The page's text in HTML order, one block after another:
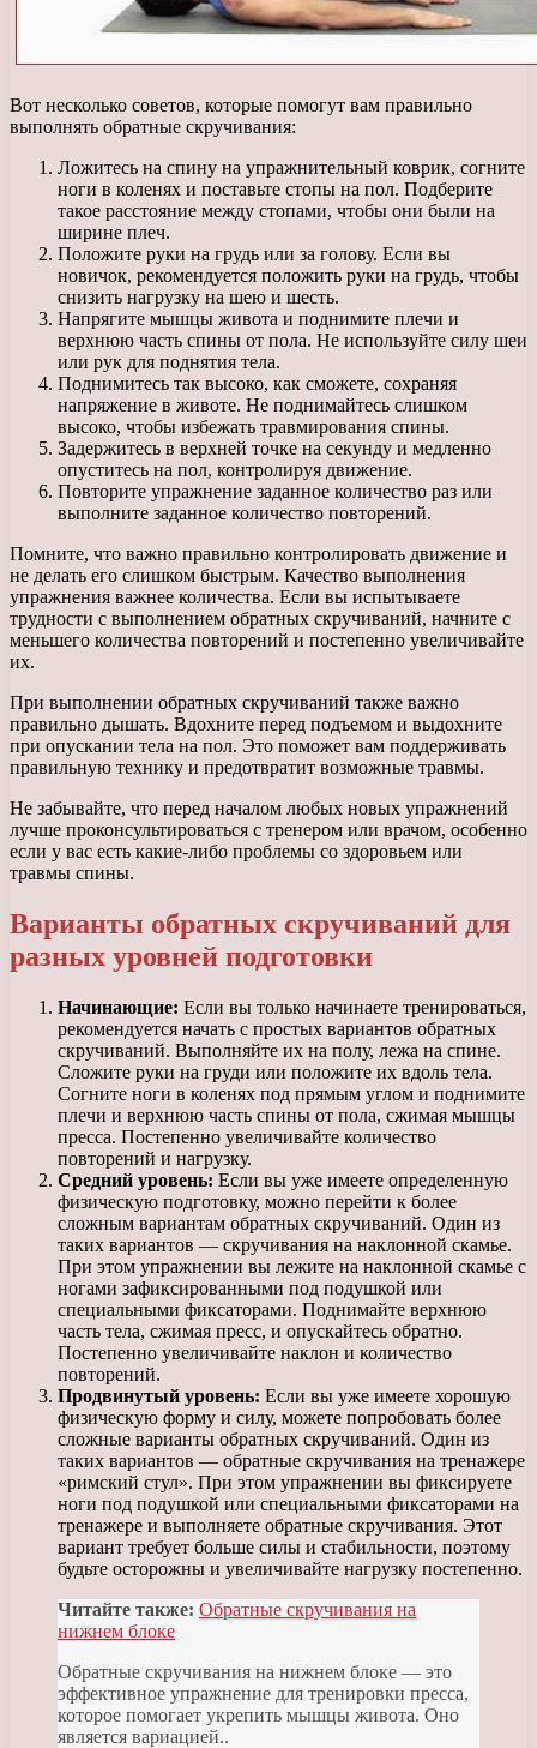
Вот несколько советов, которые помогут вам правильно
выполнять обратные скручивания:
Ложитесь на спину на упражнительный коврик, согните
ноги в коленях и поставьте стопы на пол. Подберите
такое расстояние между стопами, чтобы они были на
ширине плеч.
Положите руки на грудь или за голову. Если вы
новичок, рекомендуется положить руки на грудь, чтобы
снизить нагрузку на шею и шесть.
Напрягите мышцы живота и поднимите плечи и
верхнюю часть спины от пола. Не используйте силу шеи
или рук для поднятия тела.
Поднимитесь так высоко, как сможете, сохраняя
напряжение в животе. Не поднимайтесь слишком
высоко, чтобы избежать травмирования спины.
Задержитесь в верхней точке на секунду и медленно
опуститесь на пол, контролируя движение.
Повторите упражнение заданное количество раз или
выполните заданное количество повторений.
Помните, что важно правильно контролировать движение и
не делать его слишком быстрым. Качество выполнения
упражнения важнее количества. Если вы испытываете
трудности с выполнением обратных скручиваний, начните с
меньшего количества повторений и постепенно увеличивайте
их.
При выполнении обратных скручиваний также важно
правильно дышать. Вдохните перед подъемом и выдохните
при опускании тела на пол. Это поможет вам поддерживать
правильную технику и предотвратит возможные травмы.
Не забывайте, что перед началом любых новых упражнений
лучше проконсультироваться с тренером или врачом, особенно
если у вас есть какие-либо проблемы со здоровьем или
травмы спины.
Варианты обратных скручиваний для
разных уровней подготовки
Начинающие: Если вы только начинаете тренироваться,
рекомендуется начать с простых вариантов обратных
скручиваний. Выполняйте их на полу, лежа на спине.
Сложите руки на груди или положите их вдоль тела.
Согните ноги в коленях под прямым углом и поднимите
плечи и верхнюю часть спины от пола, сжимая мышцы
пресса. Постепенно увеличивайте количество
повторений и нагрузку.
Средний уровень: Если вы уже имеете определенную
физическую подготовку, можно перейти к более
сложным вариантам обратных скручиваний. Один из
таких вариантов — скручивания на наклонной скамье.
При этом упражнении вы лежите на наклонной скамье с
ногами зафиксированными под подушкой или
специальными фиксаторами. Поднимайте верхнюю
часть тела, сжимая пресс, и опускайтесь обратно.
Постепенно увеличивайте наклон и количество
повторений.
Продвинутый уровень: Если вы уже имеете хорошую
физическую форму и силу, можете попробовать более
сложные варианты обратных скручиваний. Один из
таких вариантов — обратные скручивания на тренажере
«римский стул». При этом упражнении вы фиксируете
ноги под подушкой или специальными фиксаторами на
тренажере и выполняете обратные скручивания. Этот
вариант требует больше силы и стабильности, поэтому
будьте осторожны и увеличивайте нагрузку постепенно.
Читайте также: Обратные скручивания на
нижнем блоке
Обратные скручивания на нижнем блоке — это
эффективное упражнение для тренировки пресса,
которое помогает укрепить мышцы живота. Оно
является вариацией..